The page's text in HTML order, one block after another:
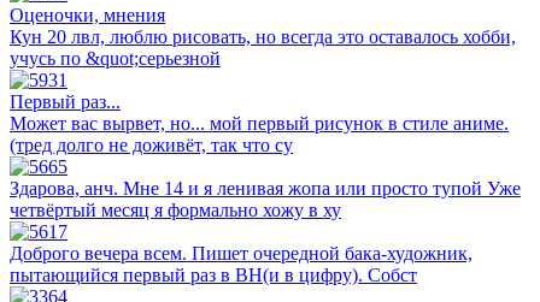
Оценочки, мнения
Кун 20 лвл, люблю рисовать, но всегда это оставалось хобби,
учусь по &quot;серьезной
Первый раз...
Может вас вырвет, но... мой первый рисунок в стиле аниме.
(тред долго не доживёт, так что су
Здарова, анч. Мне 14 и я ленивая жопа или просто тупой Уже
четвёртый месяц я формально хожу в ху
Доброго вечера всем. Пишет очередной бака-художник,
пытающийся первый раз в ВН(и в цифру). Собст